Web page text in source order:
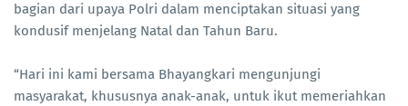
bagian dari upaya Polri dalam menciptakan situasi yang
kondusif menjelang Natal dan Tahun Baru.
“Hari ini kami bersama Bhayangkari mengunjungi
masyarakat, khususnya anak-anak, untuk ikut memeriahkan